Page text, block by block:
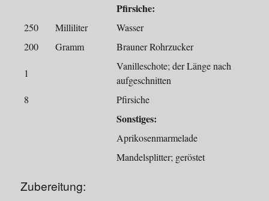
Pfirsiche:
250 Milliliter
Wasser
200
Gramm Brauner Rohrzucker
1
Vanilleschote; der Länge nach
aufgeschnitten
8
Pfirsiche
Sonstiges:
Aprikosenmarmelade
Mandelsplitter; geröstet
Zubereitung: